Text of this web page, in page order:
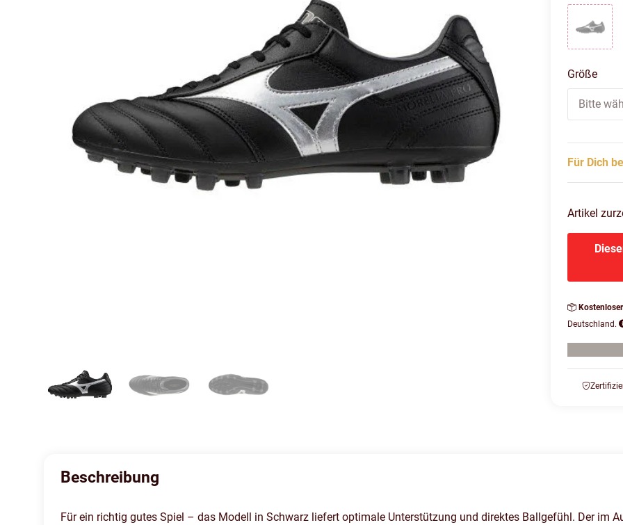
Größe
Bitte
Für Dich
Artikel
Deutschland.
Beschreibung
Für ein richtig gutes Spiel – das Modell in Schwarz liefert optimale Unterstützung und direktes Ballgefühl. Der im